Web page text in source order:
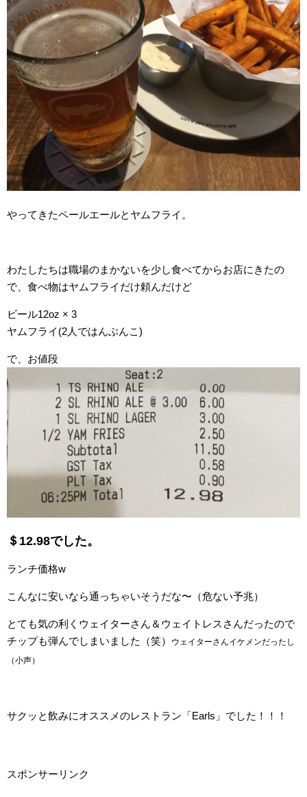
やってきたペールエールとヤムフライ。
わたしたちは職場のまかないを少し食べてからお店にきたの
で、食べ物はヤムフライだけ頼んだけど
ビール12oz × 3
ヤムフライ(2人ではんぶんこ)
で、お値段
＄12.98でした。
ランチ価格w
こんなに安いなら通っちゃいそうだな〜（危ない予兆）
とても気の利くウェイターさん＆ウェイトレスさんだったので
チップも弾んでしまいました（笑）
ウェイターさんイケメンだったし
（小声）
サクッと飲みにオススメのレストラン「Earls」でした！！！
スポンサーリンク